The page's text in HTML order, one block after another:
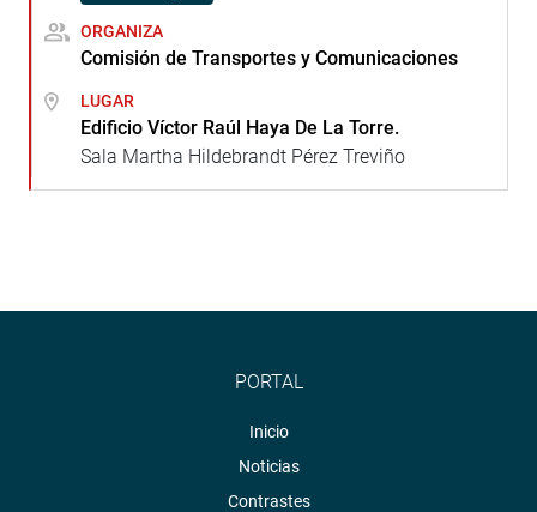
ORGANIZA
Comisión de Transportes y Comunicaciones
LUGAR
Edificio Víctor Raúl Haya De La Torre.
Sala Martha Hildebrandt Pérez Treviño
PORTAL
Inicio
Noticias
Contrastes